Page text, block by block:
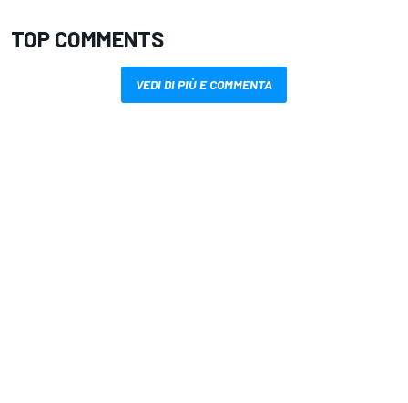
TOP COMMENTS
VEDI DI PIÙ E COMMENTA